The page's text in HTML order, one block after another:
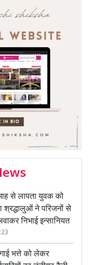
से लापता युवक को
श्रद्धालुओं ने परिजनों से
निभाई इन्सानियत
भत्ते को लेकर